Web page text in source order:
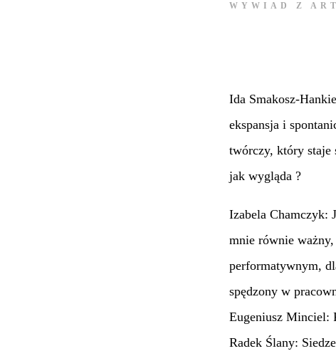
WYWIAD Z
Ida Smakosz-
ekspansja i
twórczy, który staje
jak wygląda ?
Izabela Chamczyk:
mnie równie
performatywnym,
spędzony w
Eugeniusz Minciel:
Radek Ślany: